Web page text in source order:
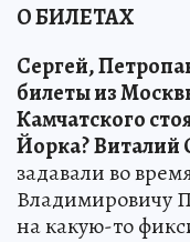
О БИЛЕТАХ
Сергей,
билеты из
Камчатского
Йорка?Виталий
задавали во
Владимировичу
на какую-то